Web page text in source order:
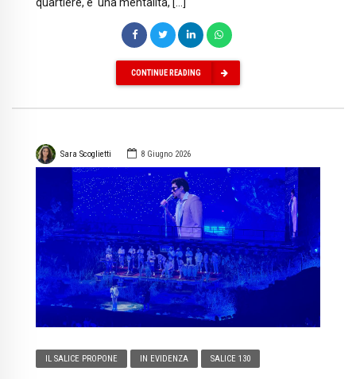
CONTINUE READING
Sara Scoglietti 8 Giugno 2026
IL SALICE PROPONE IN EVIDENZA SALICE 130